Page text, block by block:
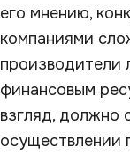
его мнению,
компаниями
производители
финансовым
взгляд, должно
осуществлении